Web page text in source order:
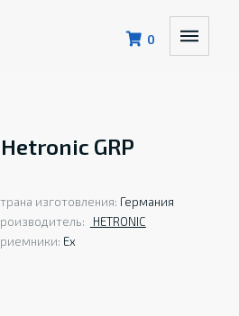
0
GRP
изготовления: Германия
HETRONIС
Ex